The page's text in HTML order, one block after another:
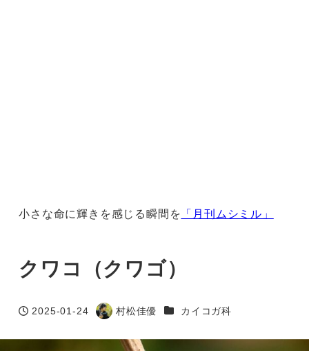
小さな命に輝きを感じる瞬間を 「月刊ムシミル」
クワコ（クワゴ）
投稿日
2025-01-24
著
村松佳優 カテゴリー
カイコガ科